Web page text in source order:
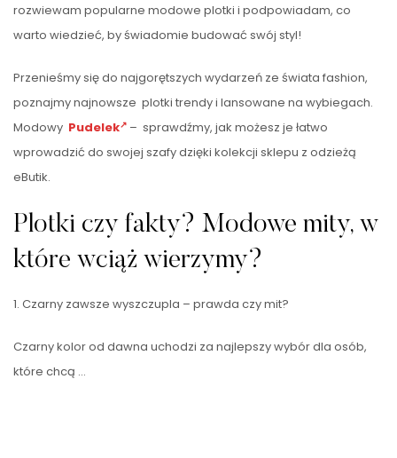
rozwiewam popularne modowe plotki i podpowiadam, co
warto wiedzieć, by świadomie budować swój styl!
Przenieśmy się do najgorętszych wydarzeń ze świata fashion,
poznajmy najnowsze plotki trendy i lansowane na wybiegach.
Modowy Pudelek
– sprawdźmy, jak możesz je łatwo
wprowadzić do swojej szafy dzięki kolekcji sklepu z odzieżą
eButik.
Plotki czy fakty? Modowe mity, w
które wciąż wierzymy?
1. Czarny zawsze wyszczupla – prawda czy mit?
Czarny kolor od dawna uchodzi za najlepszy wybór dla osób,
które chcą …